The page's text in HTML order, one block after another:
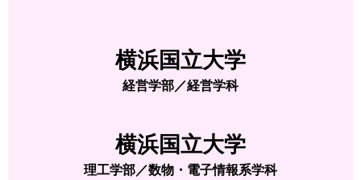
横浜国立大学
経営学部／経営学科
横浜国立大学
理工学部／数物・電子情報系学科